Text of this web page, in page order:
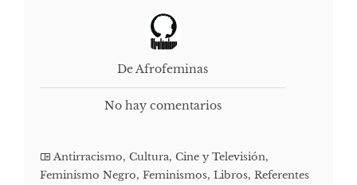
De Afrofeminas
No hay comentarios
Antirracismo, Cultura, Cine y Televisión,
Feminismo Negro, Feminismos, Libros, Referentes